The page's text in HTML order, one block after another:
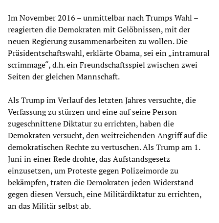
Im November 2016 – unmittelbar nach Trumps Wahl –
reagierten die Demokraten mit Gelöbnissen, mit der
neuen Regierung zusammenarbeiten zu wollen. Die
Präsidentschaftswahl, erklärte Obama, sei ein „intramural
scrimmage“, d.h. ein Freundschaftsspiel zwischen zwei
Seiten der gleichen Mannschaft.
Als Trump im Verlauf des letzten Jahres versuchte, die
Verfassung zu stürzen und eine auf seine Person
zugeschnittene Diktatur zu errichten, haben die
Demokraten versucht, den weitreichenden Angriff auf die
demokratischen Rechte zu vertuschen. Als Trump am 1.
Juni in einer Rede drohte, das Aufstandsgesetz
einzusetzen, um Proteste gegen Polizeimorde zu
bekämpfen, traten die Demokraten jeden Widerstand
gegen diesen Versuch, eine Militärdiktatur zu errichten,
an das Militär selbst ab.